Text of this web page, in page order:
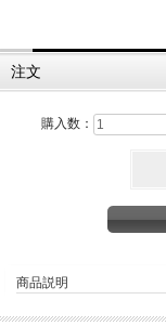
注文
購入数：
商品説明